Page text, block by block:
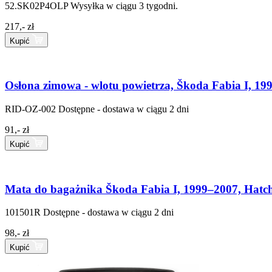
52.SK02P4OLP Wysyłka w ciągu 3 tygodni.
217,- zł
Kupić
Osłona zimowa - wlotu powietrza, Škoda Fabia I,
RID-OZ-002 Dostępne - dostawa w ciągu 2 dni
91,- zł
Kupić
Mata do bagażnika Škoda Fabia I, 1999–2007,
101501R Dostępne - dostawa w ciągu 2 dni
98,- zł
Kupić